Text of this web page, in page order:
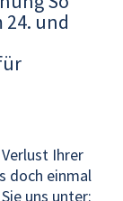
und
Ihrer
doch einmal
uns unter: